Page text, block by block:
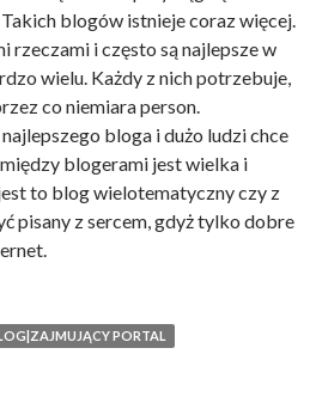
blogów istnieje coraz więcej.
rzeczami i często są najlepsze w
wielu. Każdy z nich potrzebuje,
co niemiara person.
bloga i dużo ludzi chce
blogerami jest wielka i
to blog wielotematyczny czy z
pisany z sercem, gdyż tylko dobre
PORTAL